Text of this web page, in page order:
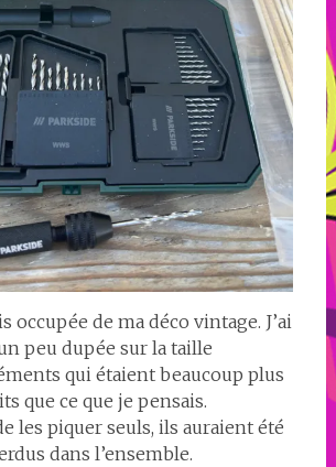
occupée de ma déco vintage. J’ai
peu dupée sur la taille
qui étaient beaucoup plus
que ce que je pensais.
les piquer seuls, ils auraient été
dans l’ensemble.